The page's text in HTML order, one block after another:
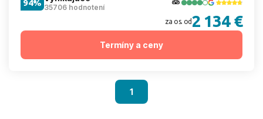
35706 hodnotení
94%
za os. od2 134 €
Termíny a ceny
1